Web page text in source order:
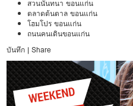
สวนนันทนา ขอนแก่น
ตลาดต้นตาล ขอนแก่น
โฮมโปร ขอนแก่น
ถนนคนเดินขอนแก่น
บันทึก | Share